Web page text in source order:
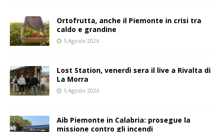
Ortofrutta, anche il Piemonte in crisi tra
caldo e grandine
5 Agosto 2026
Lost Station, venerdì sera il live a Rivalta di
La Morra
5 Agosto 2026
Aib Piemonte in Calabria: prosegue la
missione contro gli incendi